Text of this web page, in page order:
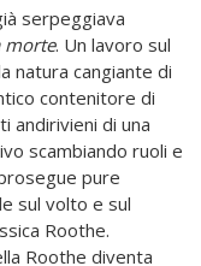
serpeggiava
morte. Un lavoro sul
natura cangiante di
contenitore di
andirivieni di una
scambiando ruoli e
pure
sul volto e sul
Roothe.
Roothe diventa